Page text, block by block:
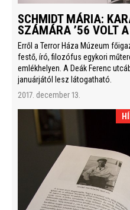
SCHMIDT MÁRIA:
SZÁMÁRA ’56 VOLT
Erről a Terror Háza Múzeum
festő, író, filozófus egykori
emlékhelyen. A Deák Ferenc
januárjától lesz látogatható.
2017. december 13.